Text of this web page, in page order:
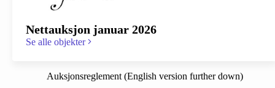
Nettauksjon januar 2026
Se alle objekter
Auksjonsreglement (English version further down)